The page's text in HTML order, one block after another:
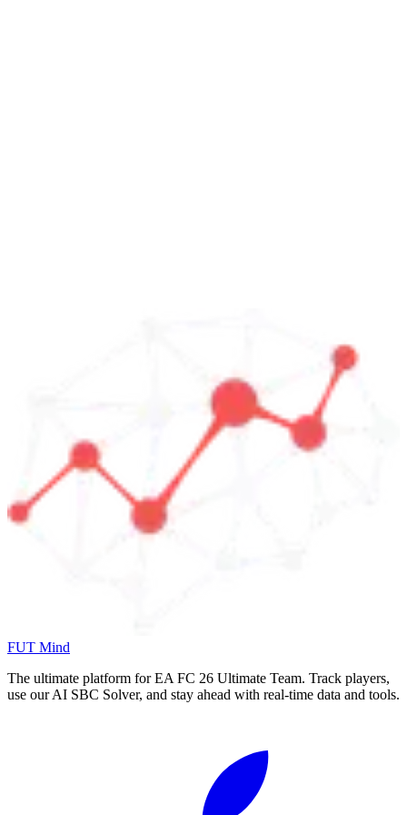
FUT Mind
The ultimate platform for EA FC 26 Ultimate Team. Track players,
use our AI SBC Solver, and stay ahead with real-time data and tools.